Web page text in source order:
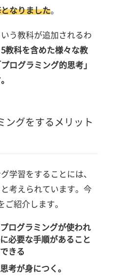
なりました。
う教科が追加されるわ
5教科を含めた様々な教
ログラミング的思考」
ングをするメリット
学習をすることには、
考えられています。今
ご紹介します。
ログラミングが使われ
必要な手順があること
きる
考が身につく。